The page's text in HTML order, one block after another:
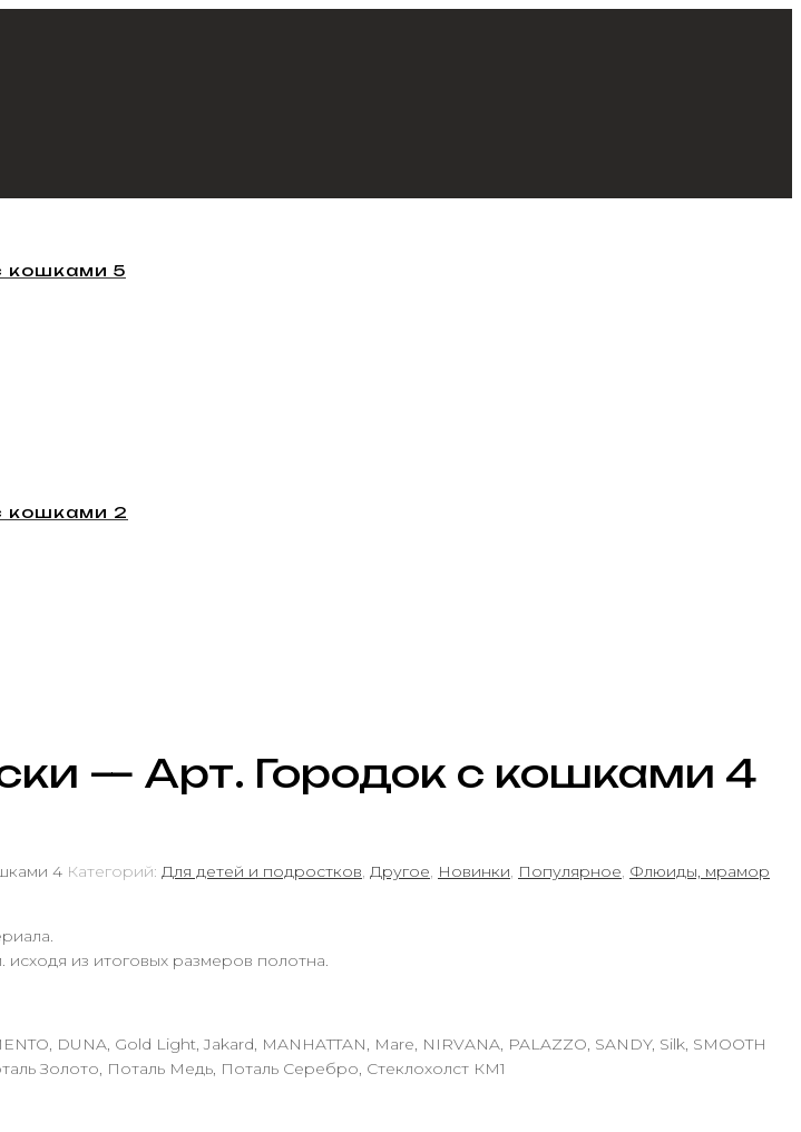
кошками 5
кошками 2
— Арт. Городок с кошками 4
4 Категорий: Для детей и подростков, Другое, Новинки, Популярное, Флюиды, мрамор
из итоговых размеров полотна.
DUNA, Gold Light, Jakard, MANHATTAN, Mare, NIRVANA, PALAZZO, SANDY, Silk, SMOOTH
Золото, Поталь Медь, Поталь Серебро, Стеклохолст КМ1